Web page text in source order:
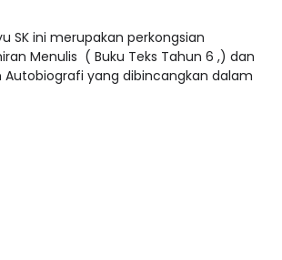
SK ini merupakan perkongsian
Menulis ( Buku Teks Tahun 6 ,) dan
Autobiografi yang dibincangkan dalam